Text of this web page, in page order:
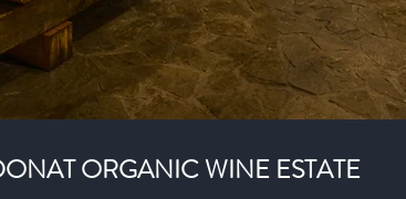
ORGANIC WINE ESTATE